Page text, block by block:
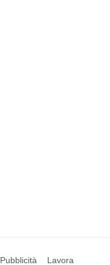
Pubblicità Lavora